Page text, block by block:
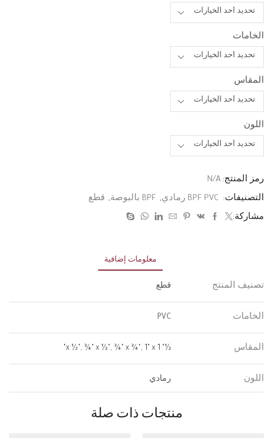
الخامات
المقاس
اللون
رمز المنتج: N/A
التصنيفات: BPF PVC رمادي , BPF بالبوصة , قطع
مشاركة:
معلومات إضافية
تصنيف المنتج قطع
الخامات PVC
المقاس ½" x ½", ¾" x ½", ¾" x ¾", 1" x 1"
اللون رمادي
منتجات ذات صلة